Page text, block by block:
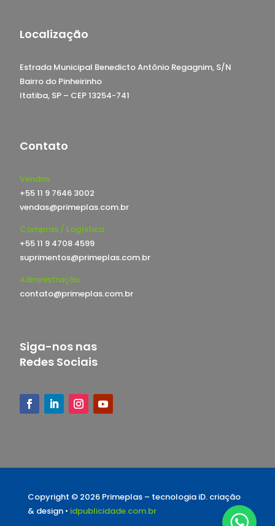
Localização
Estrada Municipal Benedicto Antônio Regagnim, S/N
Bairro do Pinheirinho
Itatiba, SP – CEP 13254-741
Contato
Vendas
+55 11 9 7646 3002
vendas@primeplas.com.br
Compras / Logística
+55 11 9 4708 4599
suprimentos@primeplas.com.br
Administração
contato@primeplas.com.br
Siga-nos nas
Redes Sociais
Copyright © 2026 Primeplas – tecnologia iD. criação
& design • idpublicidade.com.br